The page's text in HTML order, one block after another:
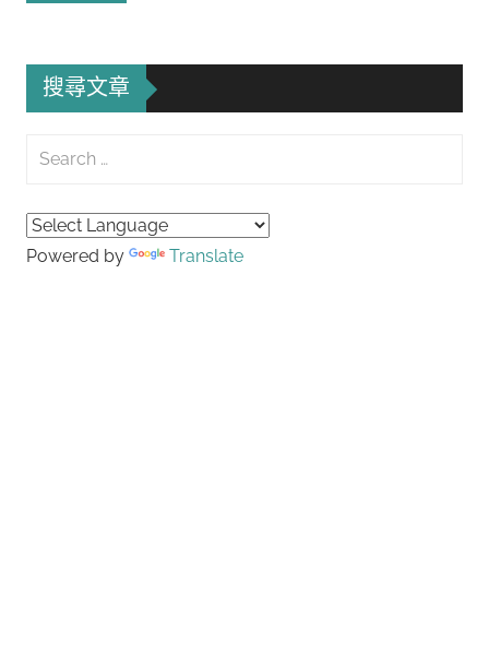
搜尋文章
Search
Powered by Translate